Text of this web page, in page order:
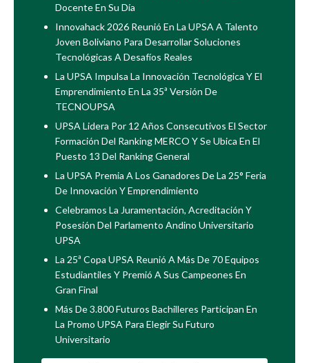
Docente En Su Día
Innovahack 2026 Reunió En La UPSA A Talento
Joven Boliviano Para Desarrollar Soluciones
Tecnológicas A Desafíos Reales
La UPSA Impulsa La Innovación Tecnológica Y El
Emprendimiento En La 35ª Versión De
TECNOUPSA
UPSA Lidera Por 12 Años Consecutivos El Sector
Formación Del Ranking MERCO Y Se Ubica En El
Puesto 13 Del Ranking General
La UPSA Premia A Los Ganadores De La 25° Feria
De Innovación Y Emprendimiento
Celebramos La Juramentación, Acreditación Y
Posesión Del Parlamento Andino Universitario
UPSA
La 25ª Copa UPSA Reunió A Más De 70 Equipos
Estudiantiles Y Premió A Sus Campeones En
Gran Final
Más De 3.800 Futuros Bachilleres Participan En
La Promo UPSA Para Elegir Su Futuro
Universitario